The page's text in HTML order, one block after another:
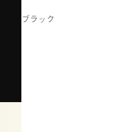
ブラック